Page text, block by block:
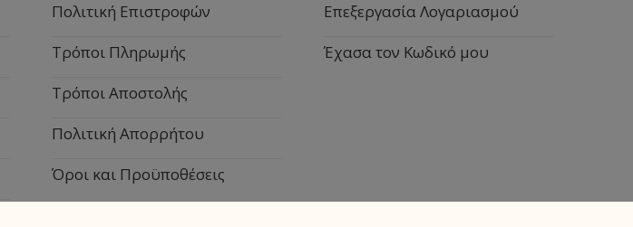
Πολιτική Επιστροφών
Τρόποι Πληρωμής
Τρόποι Αποστολής
Πολιτική Απορρήτου
Όροι και Προϋποθέσεις
Επεξεργασία Λογαριασμού
Έχασα τον Κωδικό μου